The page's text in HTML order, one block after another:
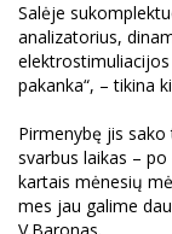
Salėje
analizatorius,
pakanka“, – tikina
Pirmenybę jis
svarbus laikas –
kartais mėnesių
mes jau galime